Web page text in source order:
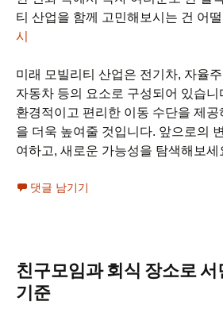
티 산업을 함께 고민해보시는 건 어
시
미래 모빌리티 산업은 전기차, 자율
자동차 등의 요소로 구성되어 있습니
환경적이고 편리한 이동 수단을 제공
을 더욱 높여줄 것입니다. 앞으로의
여하고, 새로운 가능성을 탐색해보세
댓글 남기기
친구모임과 회식 장소로
기준